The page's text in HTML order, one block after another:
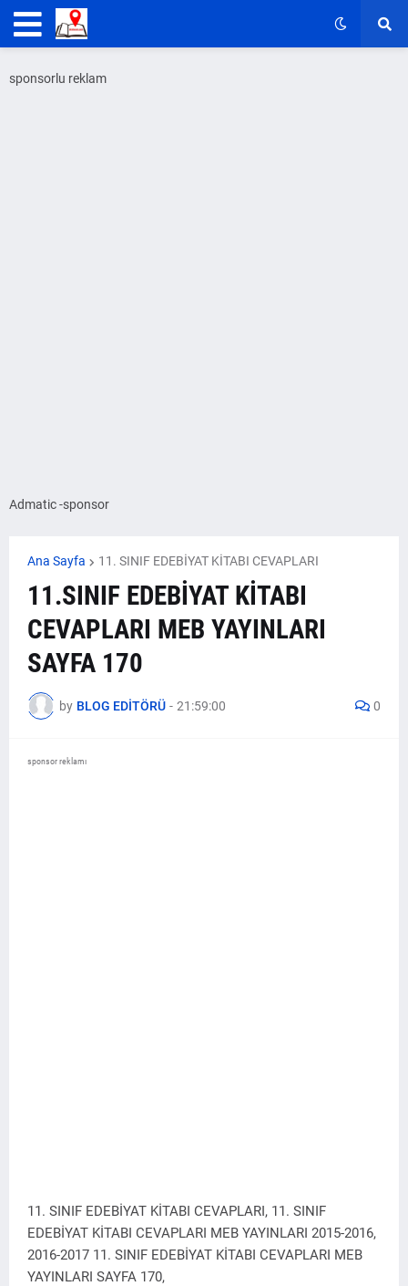
sponsorlu reklam
Admatic -sponsor
Ana Sayfa 11. SINIF EDEBİYAT KİTABI CEVAPLARI
11.SINIF EDEBİYAT KİTABI
CEVAPLARI MEB YAYINLARI
SAYFA 170
by BLOG EDİTÖRÜ - 21:59:00 0
sponsor reklamı
11. SINIF EDEBİYAT KİTABI CEVAPLARI, 11. SINIF
EDEBİYAT KİTABI CEVAPLARI MEB YAYINLARI 2015-2016,
2016-2017 11. SINIF EDEBİYAT KİTABI CEVAPLARI MEB
YAYINLARI SAYFA 170,